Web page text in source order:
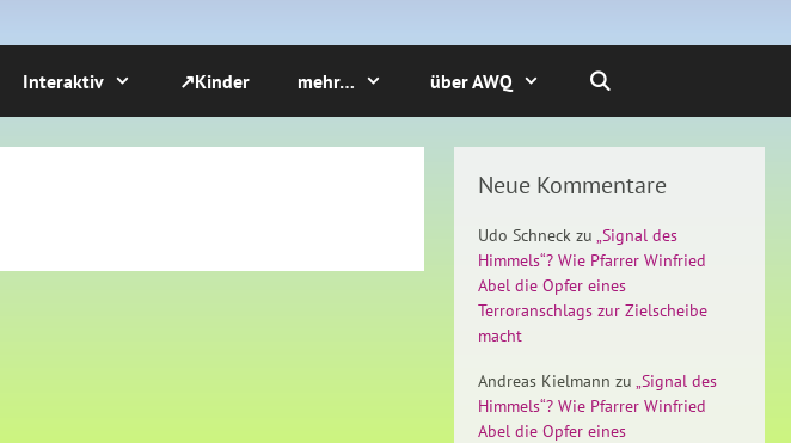
Interaktiv ↗Kinder mehr… über AWQ
Neue Kommentare
Udo Schneck zu „Signal des
Himmels“? Wie Pfarrer Winfried
Abel die Opfer eines
Terroranschlags zur Zielscheibe
macht
Andreas Kielmann zu „Signal des
Himmels“? Wie Pfarrer Winfried
Abel die Opfer eines